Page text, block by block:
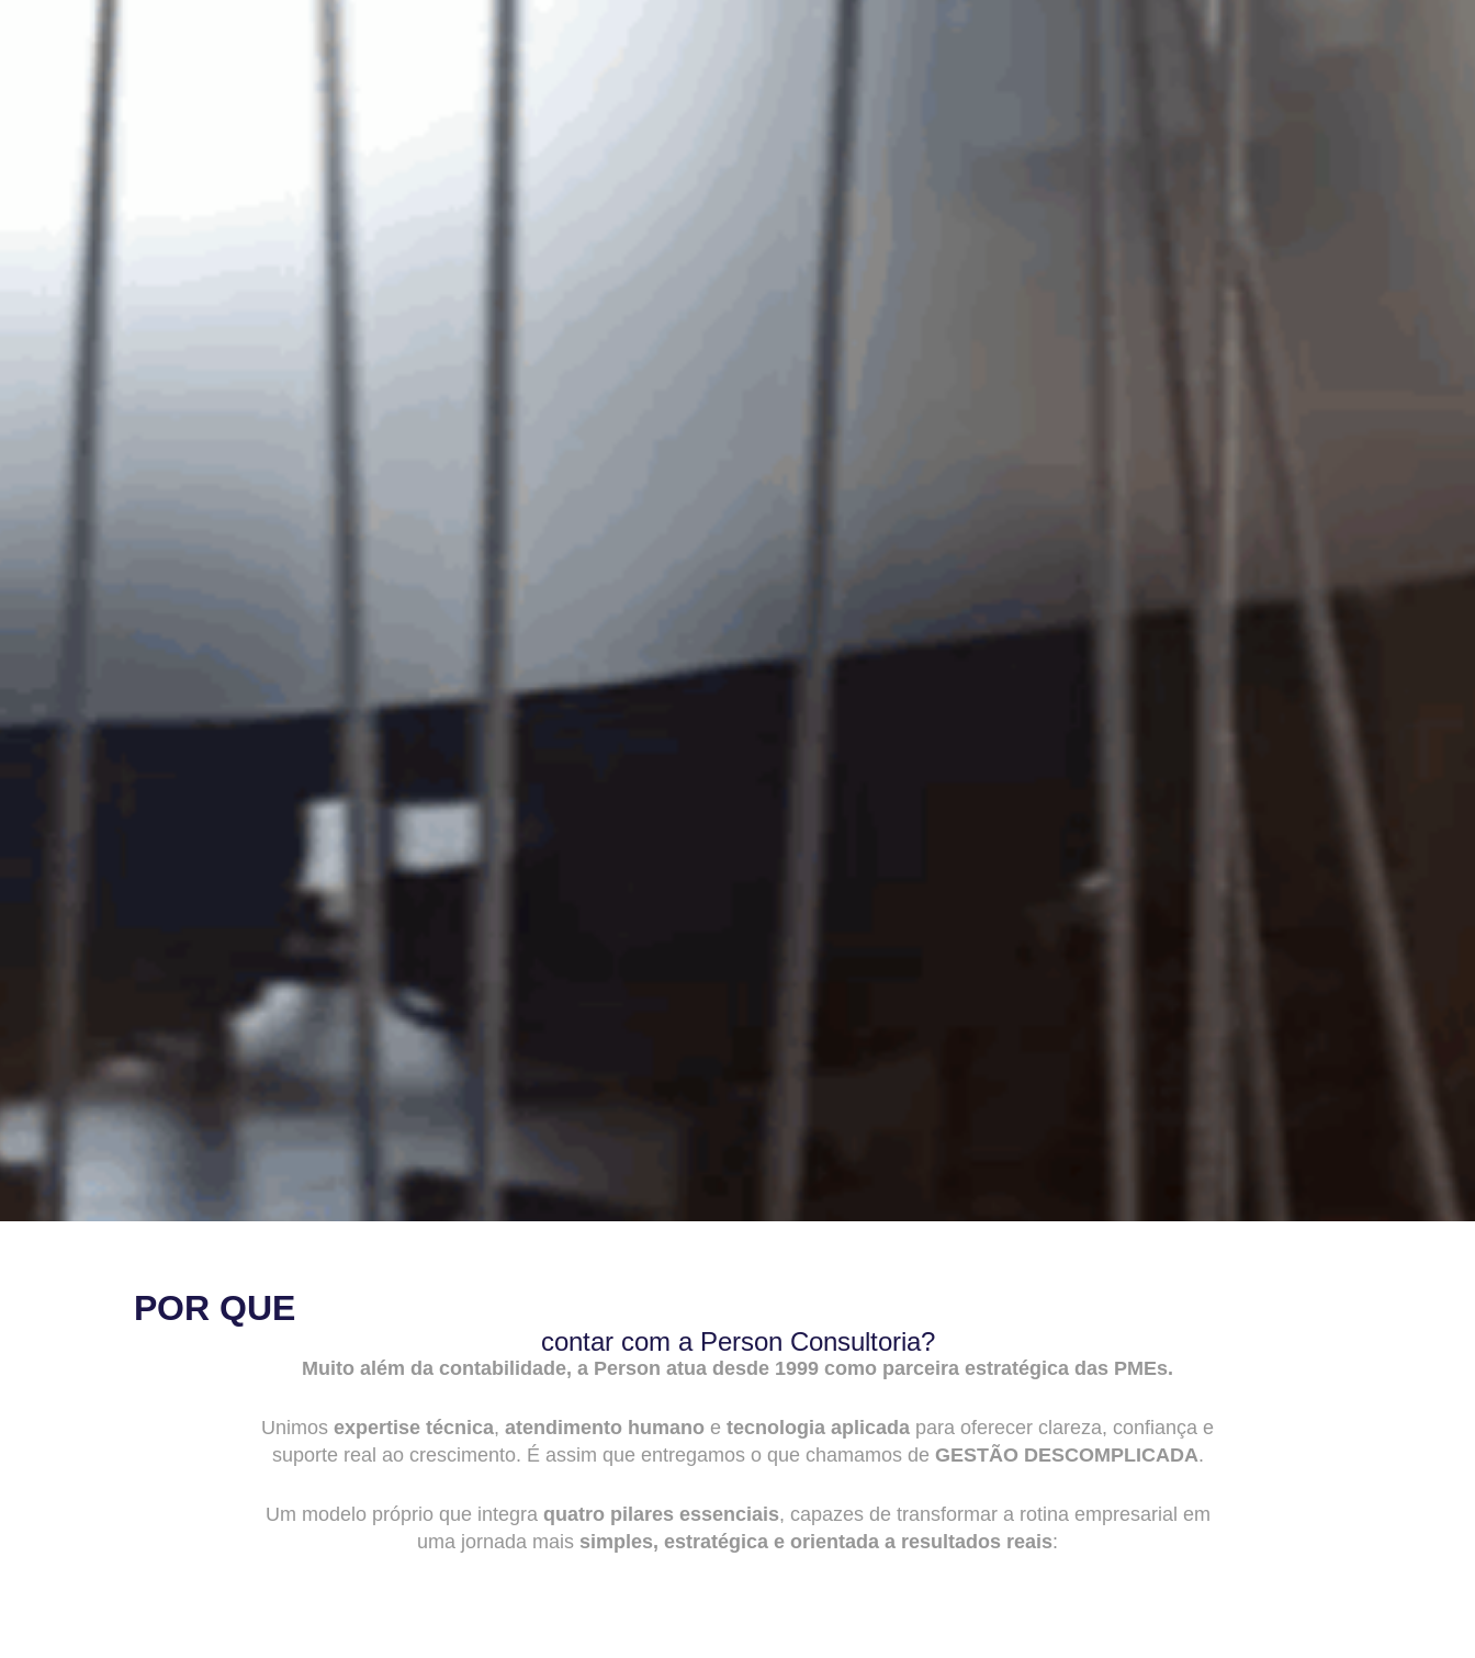
POR QUE
contar com a Person Consultoria?
Muito além da contabilidade, a Person atua desde 1999 como parceira estratégica das PMEs.
Unimos expertise técnica, atendimento humano e tecnologia aplicada para oferecer clareza, confiança e
suporte real ao crescimento. É assim que entregamos o que chamamos de GESTÃO DESCOMPLICADA.
Um modelo próprio que integra quatro pilares essenciais, capazes de transformar a rotina empresarial em
uma jornada mais simples, estratégica e orientada a resultados reais: